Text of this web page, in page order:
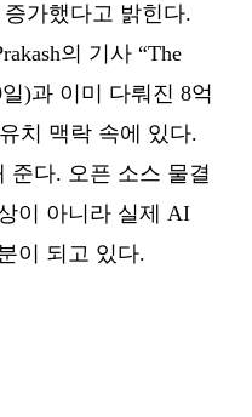
가했다고 밝힌다.
의 기사 “The
일)과 이미 다뤄진 8억
치 맥락 속에 있다.
준다. 오픈 소스 물결
이 아니라 실제 AI
이 되고 있다.